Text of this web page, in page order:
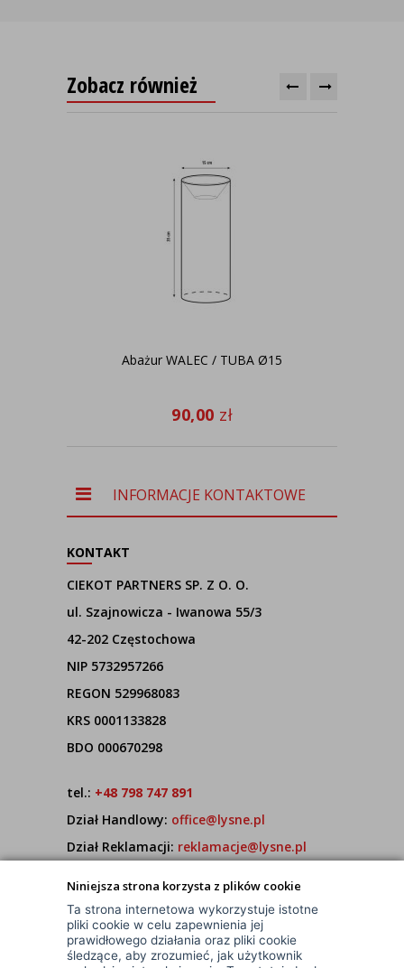
Niniejsza strona korzysta z plików cookie
Ta strona internetowa wykorzystuje istotne
pliki cookie w celu zapewnienia jej
prawidłowego działania oraz pliki cookie
śledzące, aby zrozumieć, jak użytkownik
Zobacz również
Abażur WALEC / TUBA Ø15
90,00 zł
INFORMACJE KONTAKTOWE
KONTAKT
CIEKOT PARTNERS SP. Z O. O.
ul. Szajnowicza - Iwanowa 55/3
42-202 Częstochowa
NIP 5732957266
REGON 529968083
KRS 0001133828
BDO 000670298
tel.: +48 798 747 891
Dział Handlowy: office@lysne.pl
Dział Reklamacji: reklamacje@lysne.pl
7:00 - 15:00